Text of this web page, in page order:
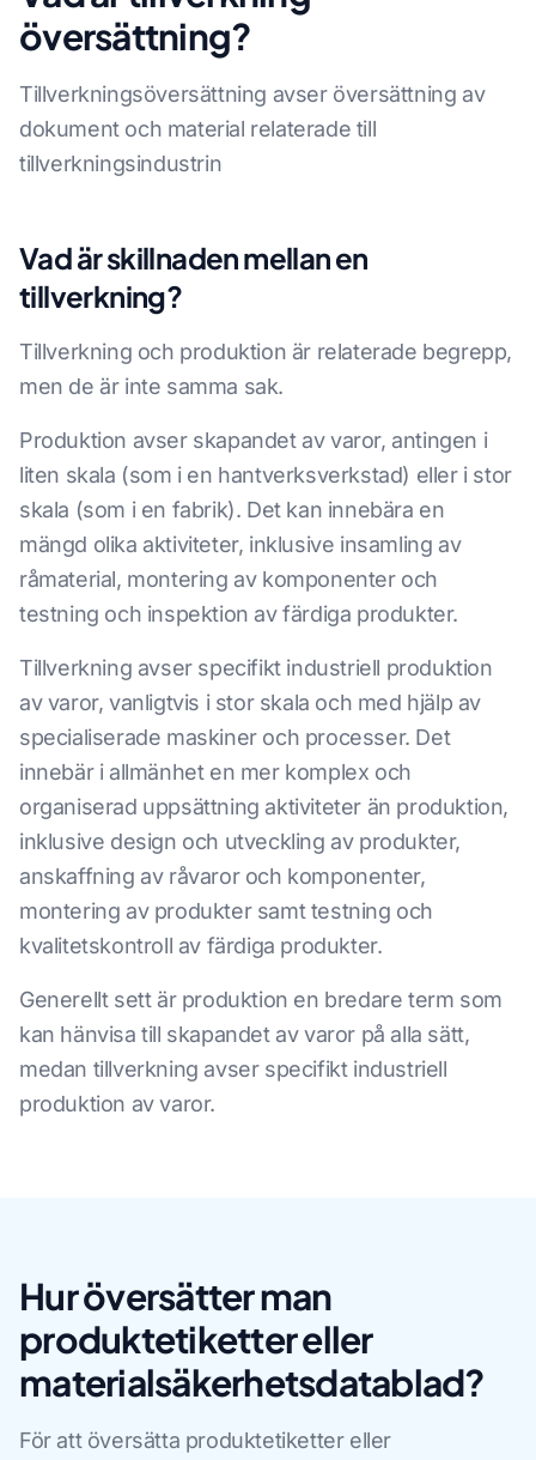
översättning?
Tillverkningsöversättning avser översättning av
dokument och material relaterade till
tillverkningsindustrin
Vad är skillnaden mellan en
tillverkning?
Tillverkning och produktion är relaterade begrepp,
men de är inte samma sak.
Produktion avser skapandet av varor, antingen i
liten skala (som i en hantverksverkstad) eller i stor
skala (som i en fabrik). Det kan innebära en
mängd olika aktiviteter, inklusive insamling av
råmaterial, montering av komponenter och
testning och inspektion av färdiga produkter.
Tillverkning avser specifikt industriell produktion
av varor, vanligtvis i stor skala och med hjälp av
specialiserade maskiner och processer. Det
innebär i allmänhet en mer komplex och
organiserad uppsättning aktiviteter än produktion,
inklusive design och utveckling av produkter,
anskaffning av råvaror och komponenter,
montering av produkter samt testning och
kvalitetskontroll av färdiga produkter.
Generellt sett är produktion en bredare term som
kan hänvisa till skapandet av varor på alla sätt,
medan tillverkning avser specifikt industriell
produktion av varor.
Hur översätter man
produktetiketter eller
materialsäkerhetsdatablad?
För att översätta produktetiketter eller